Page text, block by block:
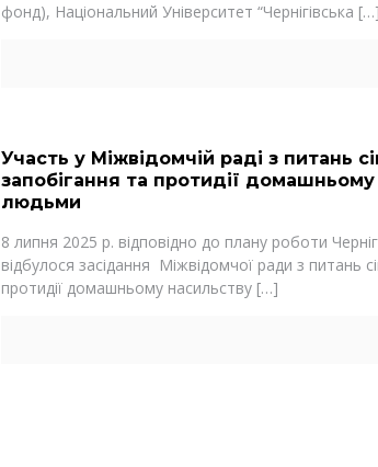
фонд), Національний Університет “Чернігівська […]
Участь у Міжвідомчій раді з питань
запобігання та протидії домашньому
людьми
8 липня 2025 р. відповідно до плану роботи
відбулося засідання Міжвідомчої ради з питань
протидії домашньому насильству[…]